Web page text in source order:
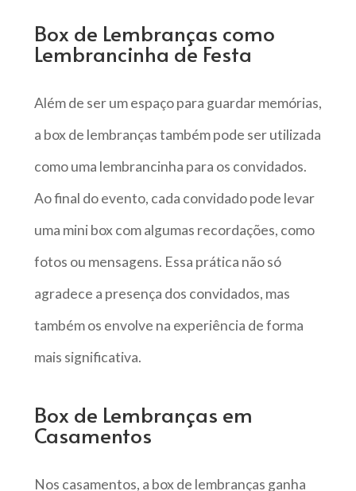
Box de Lembranças como
Lembrancinha de Festa
Além de ser um espaço para guardar memórias,
a box de lembranças também pode ser utilizada
como uma lembrancinha para os convidados.
Ao final do evento, cada convidado pode levar
uma mini box com algumas recordações, como
fotos ou mensagens. Essa prática não só
agradece a presença dos convidados, mas
também os envolve na experiência de forma
mais significativa.
Box de Lembranças em
Casamentos
Nos casamentos, a box de lembranças ganha